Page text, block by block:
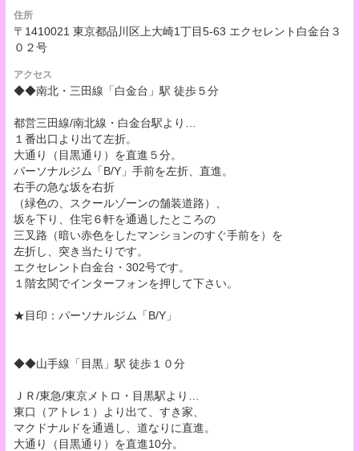
住所
〒1410021 東京都品川区上大崎1丁目5-63 エクセレント白金台３
０２号
アクセス
◆◆南北・三田線「白金台」駅 徒歩５分
都営三田線/南北線・白金台駅より…
１番出口より出て左折。
大通り（目黒通り）を直進５分。
パーソナルジム「B/Y」手前を左折、直進。
右手の急な坂を右折
（緑色の、スクールゾーンの舗装道路）、
坂を下り、住宅６軒を通過したところの
三叉路（暗い赤色をしたマンションのすぐ手前を）を
左折し、突き当たりです。
エクセレント白金台・302号です。
１階玄関でインターフォンを押して下さい。
★目印：パーソナルジム「B/Y」
◆◆山手線「目黒」駅 徒歩１０分
ＪＲ/東急/東京メトロ・目黒駅より…
東口（アトレ１）より出て、すき家、
マクドナルドを通過し、道なりに直進。
大通り（目黒通り）を直進10分。